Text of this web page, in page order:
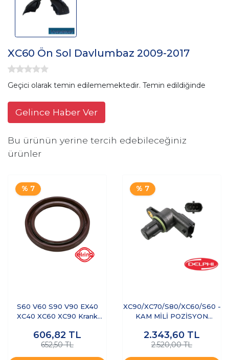
XC60 Ön Sol Davlumbaz 2009-2017
Geçici olarak temin edilememektedir. Temin edildiğinde
Gelince Haber Ver
Bu ürünün yerine tercih edebileceğiniz
ürünler
% 7
S60 V60 S90 V90 EX40
XC40 XC60 XC90 Krank
606,82 TL
652,50 TL
% 7
XC90/XC70/S80/XC60/S60 -
KAM MİLİ POZİSYON
2.343,60 TL
2.520,00 TL